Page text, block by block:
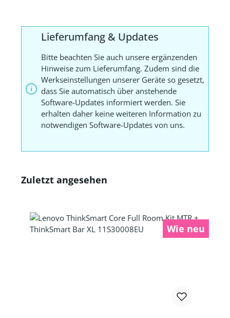
Lieferumfang & Updates
Bitte beachten Sie auch unsere ergänzenden
Hinweise zum Lieferumfang. Zudem sind die
Werkseinstellungen unserer Geräte so gesetzt,
dass Sie automatisch über anstehende
Software-Updates informiert werden. Sie
erhalten daher keine weiteren Information zu
notwendigen Software-Updates von uns.
Zuletzt angesehen
Wie neu